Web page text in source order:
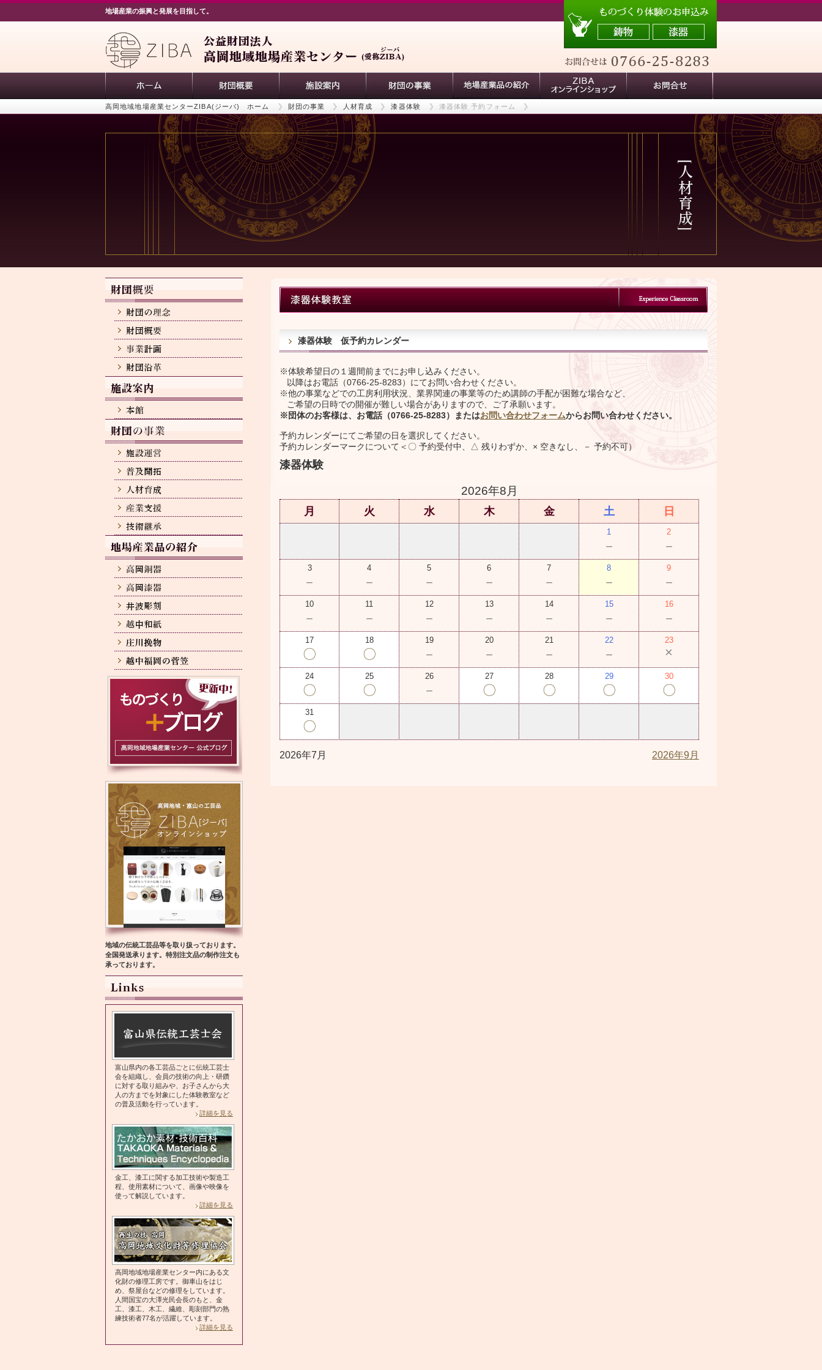
地場産業の振興と発展を目指して。
高岡地域地場産業センターZIBA(ジーバ) ホーム 財団の事業 人材育成 漆器体験 漆器体験 予約フォーム
漆器体験 仮予約カレンダー
※体験希望日の１週間前までにお申し込みください。
以降はお電話 （0766-25-8283） にてお問い合わせください。
※他の事業などでの工房利用状況、業界関連の事業等のため講師の手配が困難な場合など、
ご希望の日時での開催が難しい場合がありますので、ご了承願います。
※団体のお客様は、 お電話（0766-25-8283） またはお問い合わせフォームからお問い合わせください。
予約カレンダーにてご希望の日を選択してください。
予約カレンダーマークについて＜〇 予約受付中、△ 残りわずか、× 空きなし、－ 予約不可）
漆器体験
2026年8月
月 火 水 木 金 土 日
1
－
2
－
3
－
4
－
5
－
6
－
7
－
8
－
9
－
10
－
11
－
12
－
13
－
14
－
15
－
16
－
17
〇
18
〇
19
－
20
－
21
－
22
－
23
×
24
〇
25
〇
26
－
27
〇
28
〇
29
〇
30
〇
31
〇
2026年7月 2026年9月
地域の伝統工芸品等を取り扱っております。
全国発送承ります。特別注文品の制作注文も
承っております。
富山県内の各工芸品ごとに伝統工芸士
会を組織し、会員の技術の向上・研鑽
に対する取り組みや、お子さんから大
人の方までを対象にした体験教室など
の普及活動を行っています。
詳細を見る
金工、漆工に関する加工技術や製造工
程、使用素材について、画像や映像を
使って解説しています。
詳細を見る
高岡地域地場産業センター内にある文
化財の修理工房です。御車山をはじ
め、祭屋台などの修理をしています。
人間国宝の大澤光民会長のもと、金
工、漆工、木工、繊維、彫刻部門の熟
練技術者77名が活躍しています。
詳細を見る